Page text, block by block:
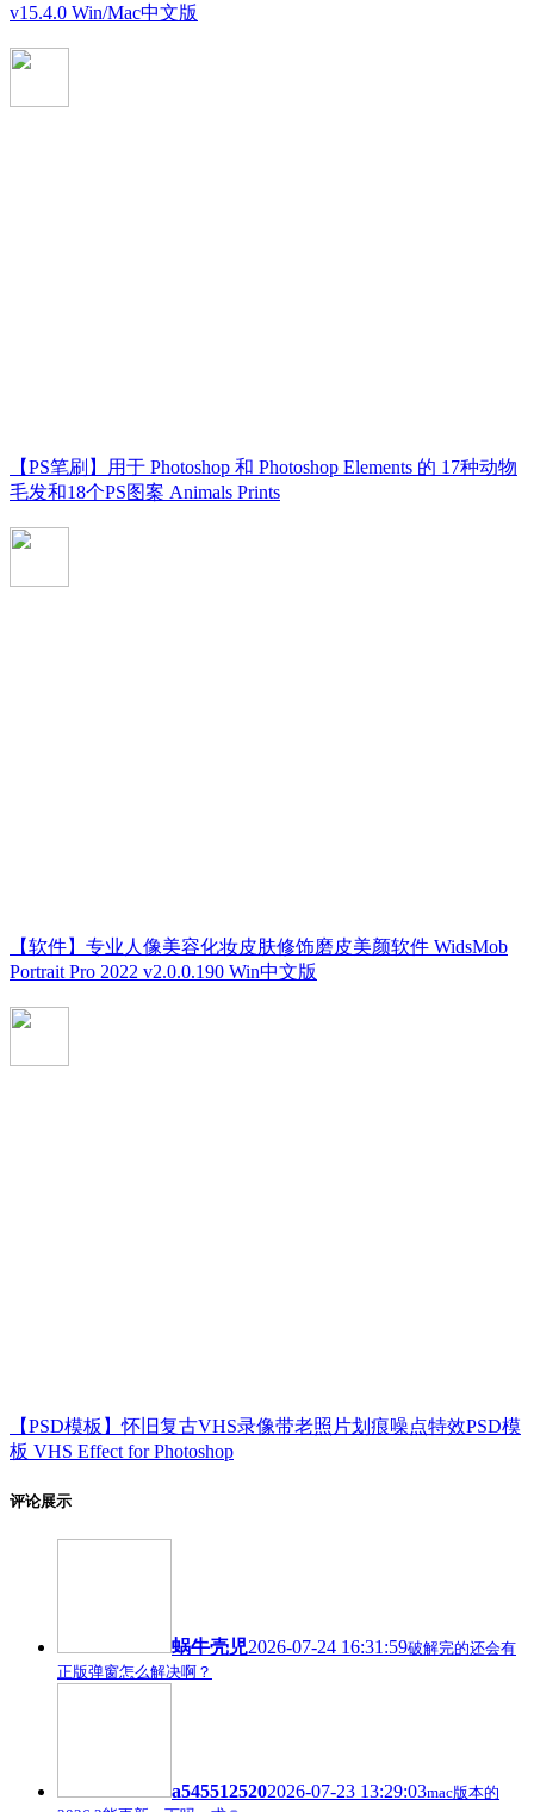
v15.4.0 Win/Mac中文版
【PS笔刷】用于 Photoshop 和 Photoshop Elements 的 17种动物
毛发和18个PS图案 Animals Prints
【软件】专业人像美容化妆皮肤修饰磨皮美颜软件 WidsMob
Portrait Pro 2022 v2.0.0.190 Win中文版
【PSD模板】怀旧复古VHS录像带老照片划痕噪点特效PSD模
板 VHS Effect for Photoshop
评论展示
蜗牛壳児2026-07-24 16:31:59破解完的还会有
正版弹窗怎么解决啊？
a5455125202026-07-23 13:29:03mac版本的